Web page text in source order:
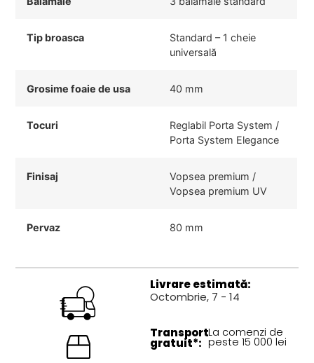
Tip broasca
Standard – 1 cheie
universală
Grosime foaie de usa 40 mm
Tocuri
Reglabil Porta System /
Porta System Elegance
Finisaj
Vopsea premium /
Vopsea premium UV
Pervaz 80 mm
Livrare estimată:
Octombrie, 7 - 14
Transport
gratuit*:
La comenzi de
peste 15 000 lei